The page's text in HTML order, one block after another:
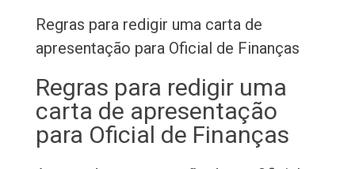
Regras para redigir uma carta de
apresentação para Oficial de Finanças
Regras para redigir uma
carta de apresentação
para Oficial de Finanças